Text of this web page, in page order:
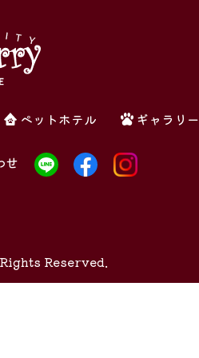
ペットホテル ギャラリー
せ
Reserved.